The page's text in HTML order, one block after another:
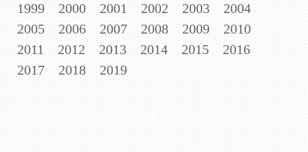
1999
2000 2001 2002 2003
2004
2005
2006 2007 2008 2009
2010
2011
2012 2013 2014 2015
2016
2017
2018 2019